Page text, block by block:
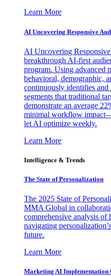
Learn More
AI Uncovering Responsive
AI Uncovering
breakthrough AI-first
program. Using advanced
behavioral, demographic,
continuously identifies
segments that traditional
demonstrate an average
minimal workflow
let AI optimize weekly.
Learn More
Intelligence & Trends
The State of Personalization
The 2025 State of
MMA Global in
comprehensive analysis of
navigating
future.
Learn More
Marketing AI Implementation